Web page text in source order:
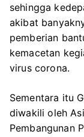
sehingga
akibat
pemberian
kemacetan
virus corona.
Sementara itu
diwakili oleh
Pembangunan